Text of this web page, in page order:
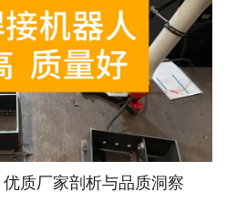
质厂家剖析与品质洞察